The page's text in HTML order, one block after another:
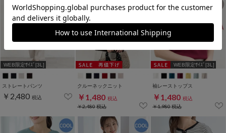
WEB限定ｻｲｽﾞ[3L]
ストレートパンツ
￥2,480 税込
クルーネックニット
￥1,480 税込
￥2,480税込
WEB限定ｻｲｽﾞ[3L]
袖レーストップス
￥1,480 税込
￥1,980税込